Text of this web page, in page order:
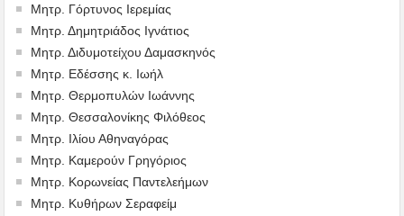
Μητρ. Γόρτυνος Ιερεμίας
Μητρ. Δημητριάδος Ιγνάτιος
Μητρ. Διδυμοτείχου Δαμασκηνός
Μητρ. Εδέσσης κ. Ιωήλ
Μητρ. Θερμοπυλών Ιωάννης
Μητρ. Θεσσαλονίκης Φιλόθεος
Μητρ. Ιλίου Αθηναγόρας
Μητρ. Καμερούν Γρηγόριος
Μητρ. Κορωνείας Παντελεήμων
Μητρ. Κυθήρων Σεραφείμ